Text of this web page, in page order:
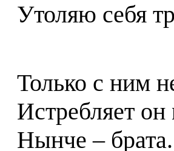
Утоляю себя
Только с ним
Истребляет
Нынче –